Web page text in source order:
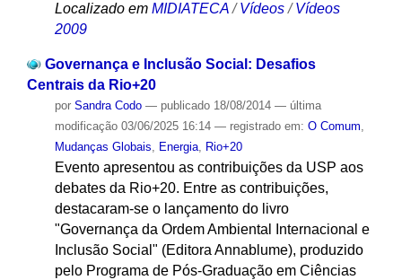
Localizado em MIDIATECA / Vídeos / Vídeos
2009
Governança e Inclusão Social: Desafios
Centrais da Rio+20
por Sandra Codo — publicado18/08/2014 — última
modificação03/06/2025 16:14 — registrado em: O Comum,
Mudanças Globais, Energia, Rio+20
Evento apresentou as contribuições da USP aos
debates da Rio+20. Entre as contribuições,
destacaram-se o lançamento do livro
"Governança da Ordem Ambiental Internacional e
Inclusão Social" (Editora Annablume), produzido
pelo Programa de Pós-Graduação em Ciências